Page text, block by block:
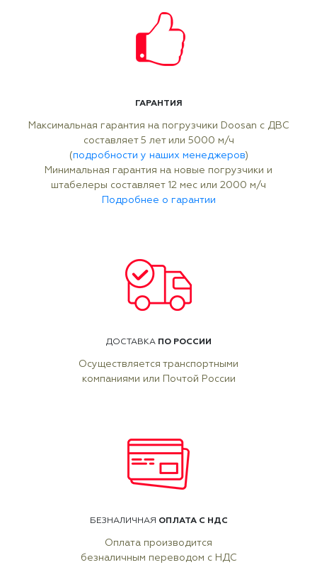
ГАРАНТИЯ
Максимальная гарантия на погрузчики Doosan с ДВС
составляет 5 лет или 5000 м/ч
(подробности у наших менеджеров)
Минимальная гарантия на новые погрузчики и
штабелеры составляет 12 мес или 2000 м/ч
Подробнее о гарантии
ДОСТАВКА ПО РОССИИ
Осуществляется транспортными
компаниями или Почтой России
БЕЗНАЛИЧНАЯ ОПЛАТА С НДС
Оплата производится
безналичным переводом с НДС